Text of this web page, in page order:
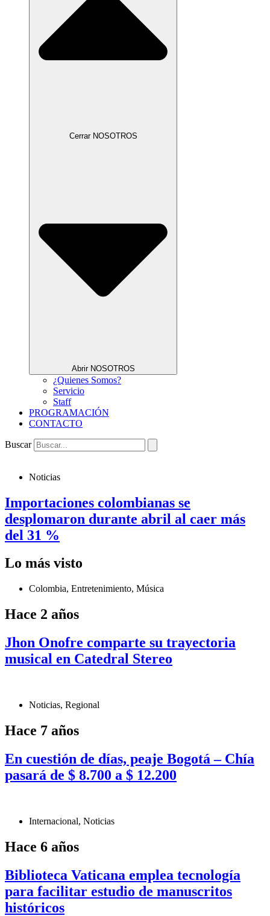
Cerrar NOSOTROS
Abrir NOSOTROS
¿Quienes Somos?
Servicio
Staff
PROGRAMACIÓN
CONTACTO
Buscar
Noticias
Importaciones colombianas se
desplomaron durante abril al caer más
del 31 %
Lo más visto
Colombia, Entretenimiento, Música
Hace 2 años
Jhon Onofre comparte su trayectoria
musical en Catedral Stereo
Noticias, Regional
Hace 7 años
En cuestión de días, peaje Bogotá – Chía
pasará de $ 8.700 a $ 12.200
Internacional, Noticias
Hace 6 años
Biblioteca Vaticana emplea tecnología
para facilitar estudio de manuscritos
históricos